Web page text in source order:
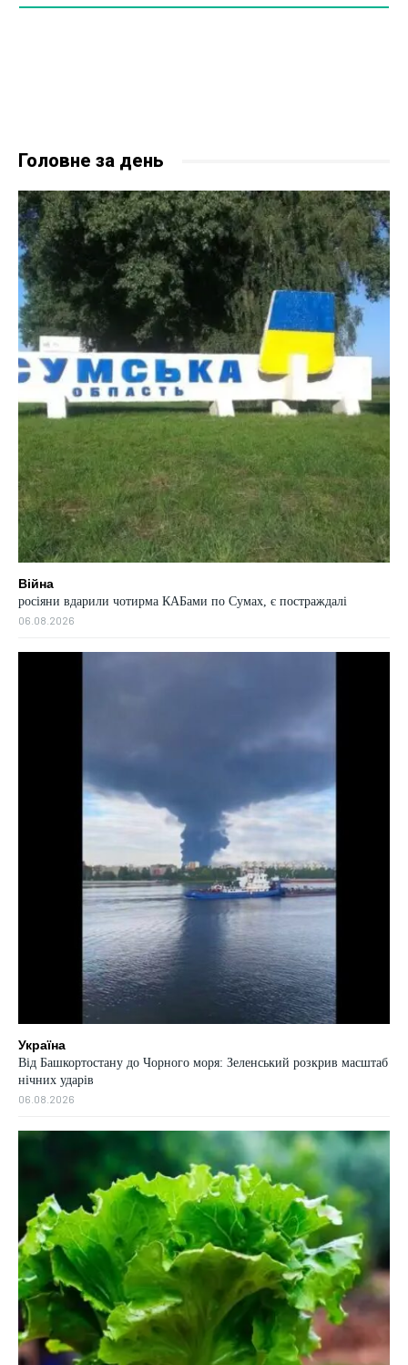
Головне за день
Війна
росіяни вдарили чотирма КАБами по Сумах, є постраждалі
06.08.2026
Україна
Від Башкортостану до Чорного моря: Зеленський розкрив масштаб
нічних ударів
06.08.2026